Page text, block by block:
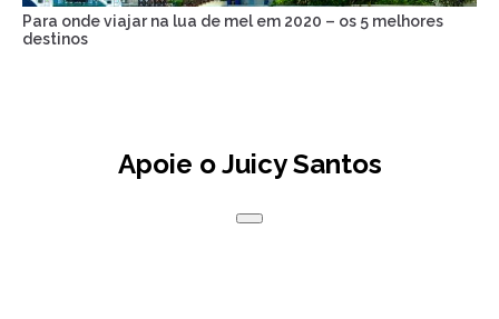
Para onde viajar na lua de mel em 2020 – os 5 melhores
destinos
Apoie o Juicy Santos